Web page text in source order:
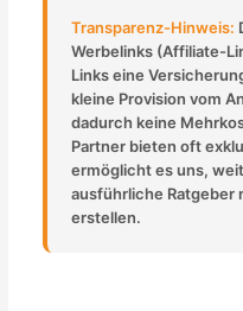
Transparenz-Hinweis:
Werbelinks (Affiliate-
Links eine
kleine Provision vom
dadurch keine
Partner bieten oft
ermöglicht es uns,
ausführliche Ratgeber
erstellen.